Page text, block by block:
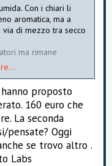
Con i chiari li
aromatica, ma a
di mezzo tra secco
ma rimane
un Diplomat
sicuramente
ti consiglio
essere ancora
proposto
160 euro che
La seconda
pensate? Oggi
se trovo altro .
Labs